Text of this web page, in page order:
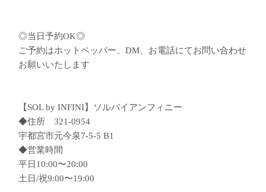
◎当日予約OK◎
ご予約はホットペッパー、DM、お電話にてお問い合わせ
お願いいたします
【SOL by INFINI】ソルバイアンフィニー
◆住所 321-0954
宇都宮市元今泉7-5-5 B1
◆営業時間
平日10:00〜20:00
土日/祝9:00〜19:00